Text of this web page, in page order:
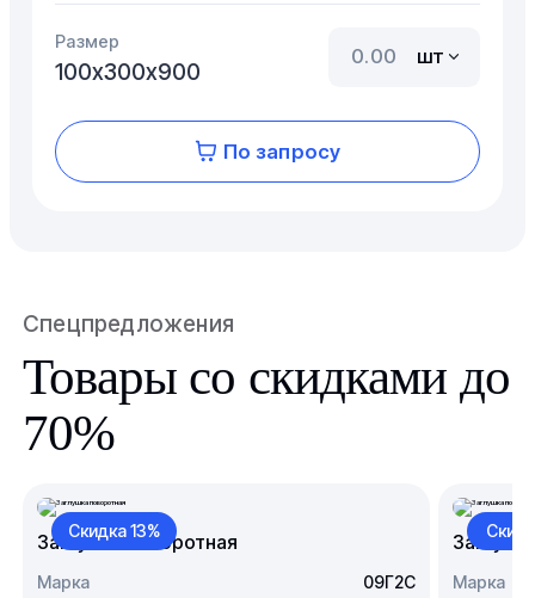
Размер
100х300х900
шт
По запросу
Спецпредложения
Товары со скидками до
70%
Скидка 13%
Заглушка поворотная
Марка
09Г2С
Марка